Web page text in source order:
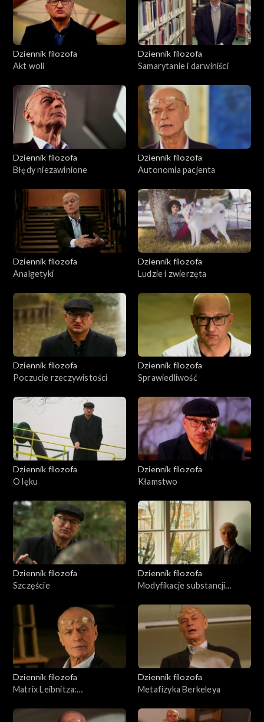
Dziennik filozofa
Akt woli
Dziennik filozofa
Samarytanie i darwiniści
Dziennik filozofa
Błędy niezawinione
Dziennik filozofa
Autonomia pacjenta
Dziennik filozofa
Analgetyki
Dziennik filozofa
Ludzie i zwierzęta
Dziennik filozofa
Poczucie rzeczywistości
Dziennik filozofa
Sprawiedliwość
Dziennik filozofa
O lęku
Dziennik filozofa
Kłamstwo
Dziennik filozofa
Szczęście
Dziennik filozofa
Modyfikacje substancji
Dziennik filozofa
Matrix Leibnitza:
Dziennik filozofa
Metafizyka Berkeleya